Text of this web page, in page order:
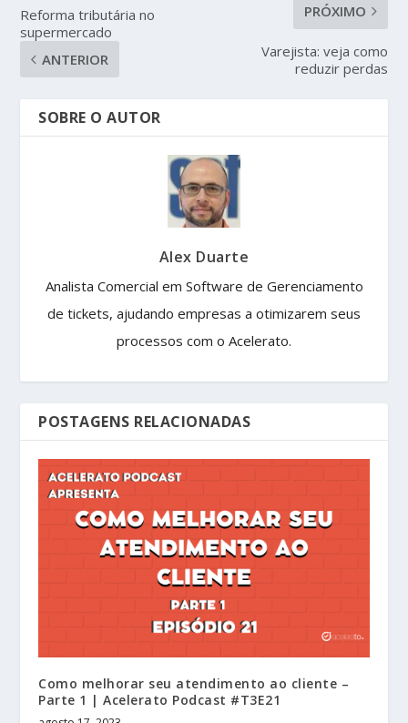
Reforma tributária no
supermercado
ANTERIOR
PRÓXIMO
Varejista: veja como
reduzir perdas
SOBRE O AUTOR
Alex Duarte
Analista Comercial em Software de Gerenciamento
de tickets, ajudando empresas a otimizarem seus
processos com o Acelerato.
POSTAGENS RELACIONADAS
Como melhorar seu atendimento ao cliente –
Parte 1 | Acelerato Podcast #T3E21